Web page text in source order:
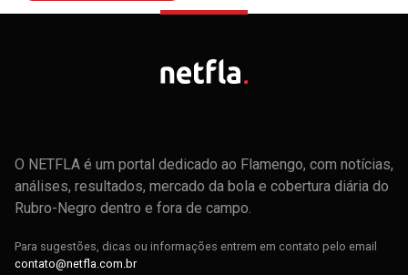
O NETFLA é um portal dedicado ao Flamengo, com notícias,
análises, resultados, mercado da bola e cobertura diária do
Rubro-Negro dentro e fora de campo.
Para sugestões, dicas ou informações entrem em contato pelo email
contato@netfla.com.br